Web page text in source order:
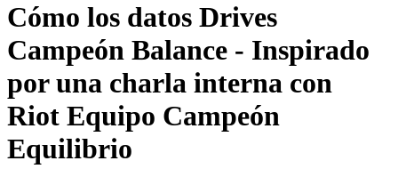
Cómo los datos Drives
Campeón Balance - Inspirado
por una charla interna con
Riot Equipo Campeón
Equilibrio